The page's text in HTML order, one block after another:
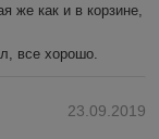
же как и в корзине,
все хорошо.
23.09.2019